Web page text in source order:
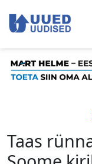
Taas